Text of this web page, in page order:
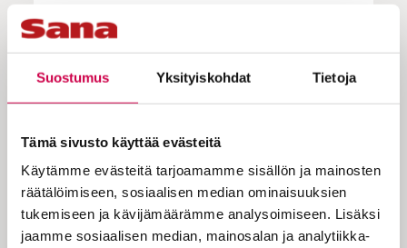
Suostumus Yksityiskohdat Tietoja
Tämä sivusto käyttää evästeitä
Käytämme evästeitä tarjoamamme sisällön ja mainosten
räätälöimiseen, sosiaalisen median ominaisuuksien
tukemiseen ja kävijämäärämme analysoimiseen. Lisäksi
jaamme sosiaalisen median, mainosalan ja analytiikka-
”Kaikkihan eivät usko”, toteaa Paavali.
Silti Jumala tahtoo kaikkien
pelastuvan ja tulevan tuntemaan
totuuden. Miksi sitten kaikki eivät
ota evankeliumia vastaan? Miten
kaikkivaltiaan pelastustahto voisi
jäädä toteutumatta?